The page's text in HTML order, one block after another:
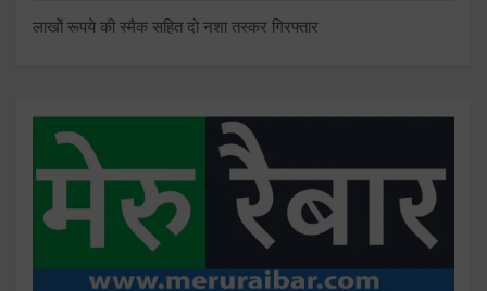
लाखोें रूपये की स्मैक सहित दो नशा तस्कर गिरफ्तार